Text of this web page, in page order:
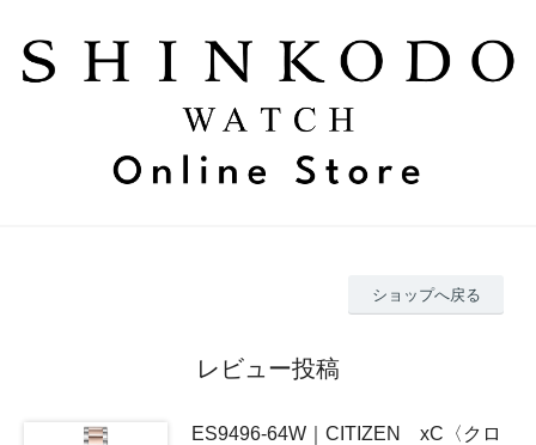
ショップへ戻る
レビュー投稿
ES9496-64W｜CITIZEN xC〈クロ